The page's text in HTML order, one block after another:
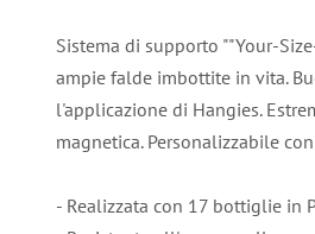
Sistema di supporto ""Your-
ampie falde imbottite in vita.
l'applicazione di Hangies.
magnetica. Personalizzabile
- Realizzata con 17 bottiglie in